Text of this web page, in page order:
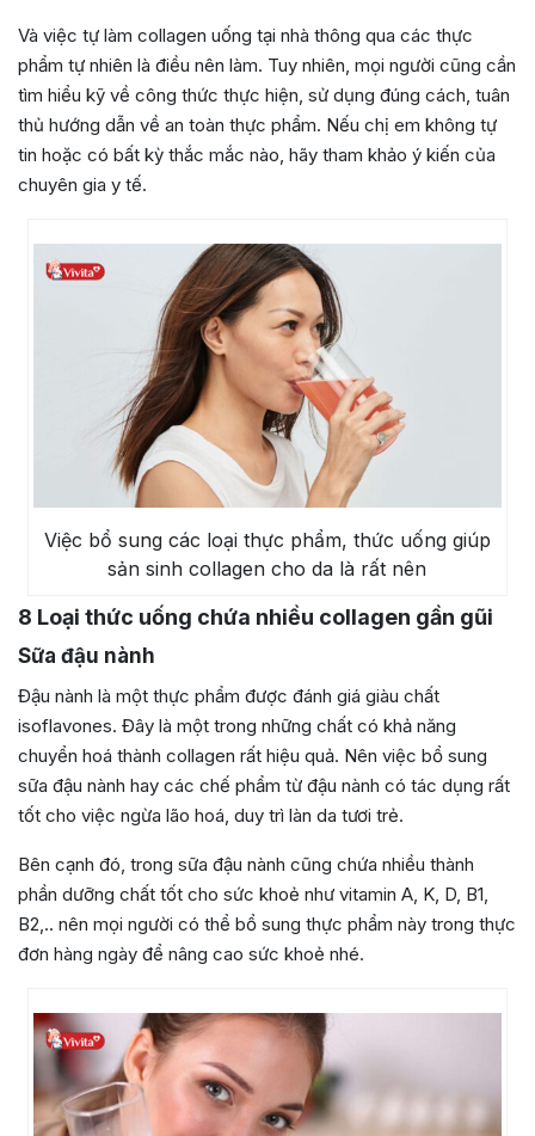
Và việc tự làm collagen uống tại nhà thông qua các thực
phẩm tự nhiên là điều nên làm. Tuy nhiên, mọi người cũng cần
tìm hiểu kỹ về công thức thực hiện, sử dụng đúng cách, tuân
thủ hướng dẫn về an toàn thực phẩm. Nếu chị em không tự
tin hoặc có bất kỳ thắc mắc nào, hãy tham khảo ý kiến của
chuyên gia y tế.
Việc bổ sung các loại thực phẩm, thức uống giúp
sản sinh collagen cho da là rất nên
8 Loại thức uống chứa nhiều collagen gần gũi
Sữa đậu nành
Đậu nành là một thực phẩm được đánh giá giàu chất
isoflavones. Đây là một trong những chất có khả năng
chuyển hoá thành collagen rất hiệu quả. Nên việc bổ sung
sữa đậu nành hay các chế phẩm từ đậu nành có tác dụng rất
tốt cho việc ngừa lão hoá, duy trì làn da tươi trẻ.
Bên cạnh đó, trong sữa đậu nành cũng chứa nhiều thành
phần dưỡng chất tốt cho sức khoẻ như vitamin A, K, D, B1,
B2,.. nên mọi người có thể bổ sung thực phẩm này trong thực
đơn hàng ngày để nâng cao sức khoẻ nhé.